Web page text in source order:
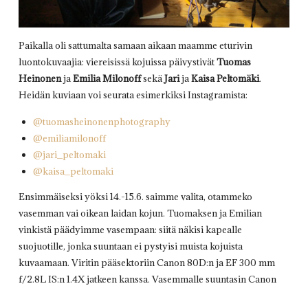
Paikalla oli sattumalta samaan aikaan maamme eturivin
luontokuvaajia: viereisissä kojuissa päivystivätTuomas
HeinonenjaEmilia MilonoffsekäJarijaKaisa Peltomäki.
Heidän kuviaan voi seurata esimerkiksi Instagramista:
@tuomasheinonenphotography
@emiliamilonoff
@jari_peltomaki
@kaisa_peltomaki
Ensimmäiseksi yöksi 14.-15.6. saimme valita, otammeko
vasemman vai oikean laidan kojun. Tuomaksen ja Emilian
vinkistä päädyimme vasempaan: siitä näkisi kapealle
suojuotille, jonka suuntaan ei pystyisi muista kojuista
kuvaamaan. Viritin pääsektoriin Canon 80D:n ja EF 300 mm
f/2.8L IS:n 1.4X jatkeen kanssa. Vasemmalle suuntasin Canon